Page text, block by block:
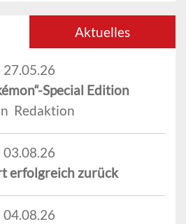
Aktuelles
27.05.26
Special Edition
Redaktion
03.08.26
erfolgreich zurück
04.08.26